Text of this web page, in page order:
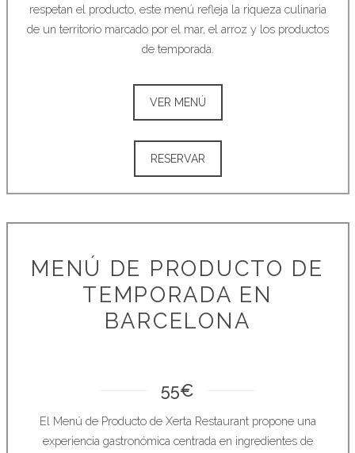
respetan el producto, este menú refleja la riqueza culinaria
de un territorio marcado por el mar, el arroz y los productos
de temporada.
VER MENÚ
RESERVAR
MENÚ DE PRODUCTO DE
TEMPORADA EN
BARCELONA
55€
El Menú de Producto de Xerta Restaurant propone una
experiencia gastronómica centrada en ingredientes de